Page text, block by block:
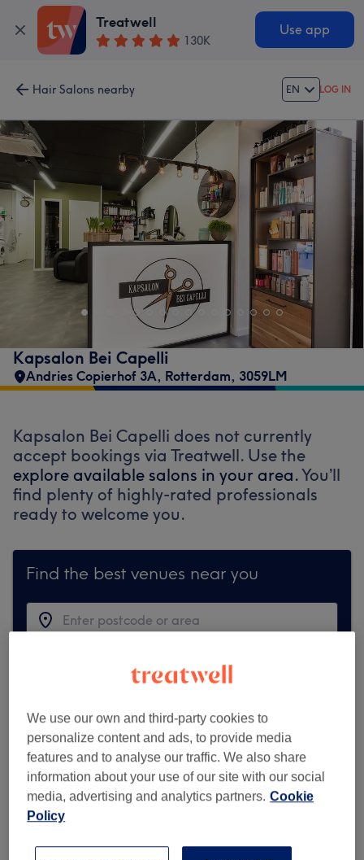
Treatwell
130K
Use app
Hair Salons nearby EN LOG IN
Kapsalon Bei Capelli
Andries Copierhof 3A, Rotterdam, 3059LM
Kapsalon Bei Capelli does not currently
accept bookings via Treatwell. Use the
explore available salons in your area.You’ll
find plenty of highly-rated professionals
ready to welcome you.
Find the best venues near you
Search Treatwell
Browse more venues
We use our own and third-party cookies to
personalize content and ads, to provide media
features and to analyse our traffic. We also share
information about your use of our site with our social
media, advertising and analytics partners. Cookie
Policy